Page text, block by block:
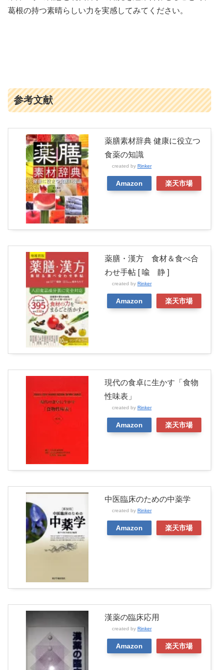
葛根の持つ素晴らしい力を実感してみてください。
参考文献
薬膳素材辞典 健康に役立つ
食薬の知識
created by Rinker
Amazon 楽天市場
薬膳・漢方 食材＆食べ合
わせ手帖 [ 喩 静 ]
created by Rinker
Amazon 楽天市場
現代の食卓に生かす「食物
性味表」
created by Rinker
Amazon 楽天市場
中医臨床のための中薬学
created by Rinker
Amazon 楽天市場
漢薬の臨床応用
created by Rinker
Amazon 楽天市場